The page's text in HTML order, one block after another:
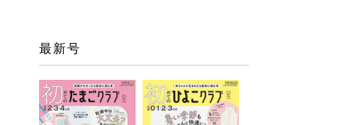
最新号